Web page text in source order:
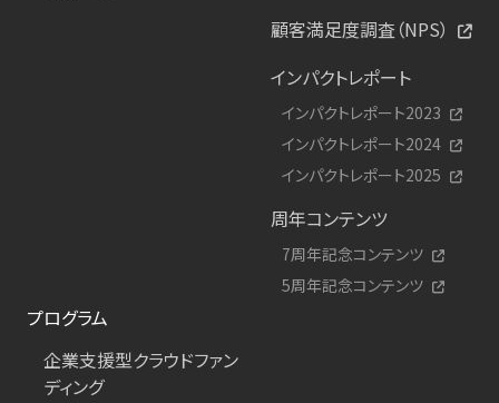
顧客満足度調査（NPS）
インパクトレポート
インパクトレポート2023
インパクトレポート2024
インパクトレポート2025
周年コンテンツ
7周年記念コンテンツ
5周年記念コンテンツ
プログラム
企業支援型クラウドファン
ディング